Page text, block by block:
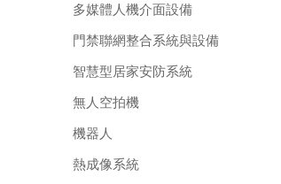
多媒體人機介面設備
門禁聯網整合系統與設備
智慧型居家安防系統
無人空拍機
機器人
熱成像系統